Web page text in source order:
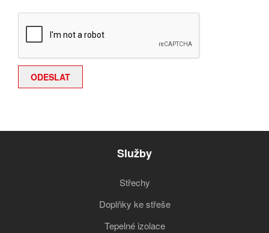
Služby
Střechy
Doplňky ke střeše
Tepelné izolace